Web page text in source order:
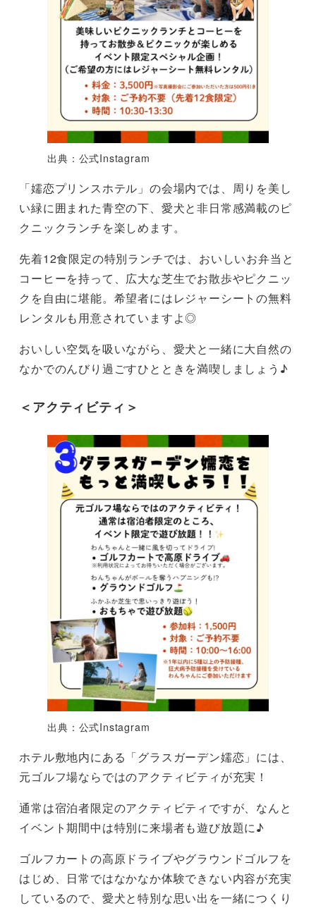
出典：公式Instagram
「嬬恋プリンスホテル」の会場内では、周りを美し
い緑に囲まれた青空の下、愛犬と非日常感満載のピ
クニックランチを楽しめます。
先着12食限定の特別ランチでは、おいしいお弁当と
コーヒーを持って、広大な芝生でお散歩やピクニッ
クを自由に堪能。希望者にはレジャーシートの無料
レンタルも用意されていますよ◎
おいしい空気を吸いながら、愛犬と一緒に大自然の
なかでのんびり過ごすひとときを満喫しましょう♪
＜アクティビティ＞
出典：公式Instagram
ホテル敷地内にある「グラスガーデン嬬恋」には、
元ゴルフ場ならではのアクティビティが充実！
通常は宿泊者限定のアクティビティですが、なんと
イベント期間中は特別に来場者も遊び放題に♪
ゴルフカートの高原ドライブやグラウンドゴルフを
はじめ、日常ではなかなか体験できない内容が充実
しているので、愛犬と特別な思い出を一緒につくり